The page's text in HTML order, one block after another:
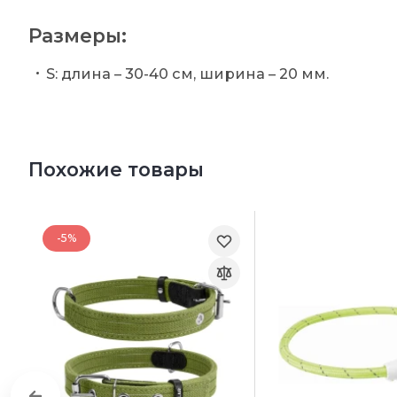
Размеры:
S: длина – 30-40 см, ширина – 20 мм.
Похожие товары
-5%